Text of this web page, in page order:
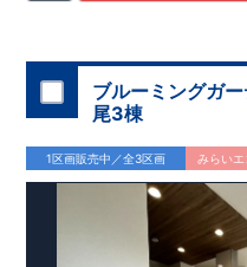
ブルーミングガ
尾3棟
1区画販売中／全3区画 みらい